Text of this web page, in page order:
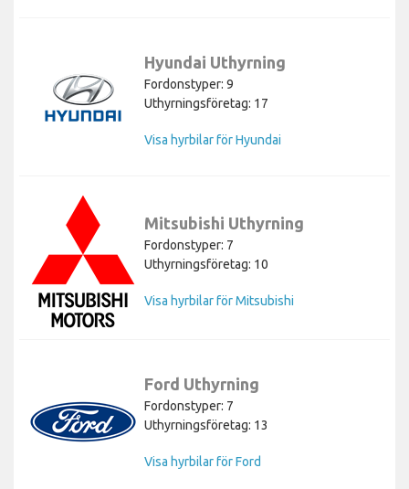
Hyundai Uthyrning
Fordonstyper: 9
Uthyrningsföretag: 17
Visa hyrbilar för Hyundai
Mitsubishi Uthyrning
Fordonstyper: 7
Uthyrningsföretag: 10
Visa hyrbilar för Mitsubishi
Ford Uthyrning
Fordonstyper: 7
Uthyrningsföretag: 13
Visa hyrbilar för Ford